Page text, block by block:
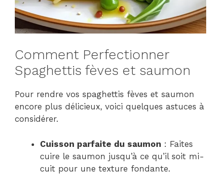
Comment Perfectionner
Spaghettis fèves et saumon
Pour rendre vos spaghettis fèves et saumon
encore plus délicieux, voici quelques astuces à
considérer.
Cuisson parfaite du saumon : Faites
cuire le saumon jusqu’à ce qu’il soit mi-
cuit pour une texture fondante.